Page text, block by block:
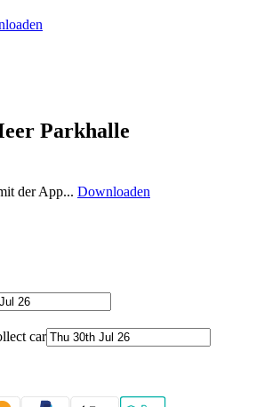
Parkhalle
der App... Downloaden
car